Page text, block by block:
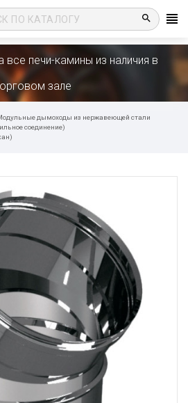
search
все печи-камины из наличия в
зале
дымоходы из нержавеющей стали
соединение)